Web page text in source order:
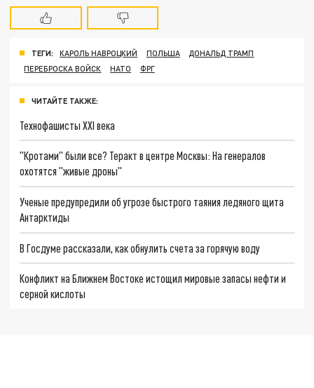
ТЕГИ: КАРОЛЬ НАВРОЦКИЙ ПОЛЬША
ДОНАЛЬД ТРАМП
ПЕРЕБРОСКА ВОЙСК
НАТО ФРГ
ЧИТАЙТЕ ТАКЖЕ:
Технофашисты XXI века
"Кротами" были все? Теракт в центре Москвы: На генералов
охотятся "живые дроны"
Ученые предупредили об угрозе быстрого таяния ледяного щита
Антарктиды
В Госдуме рассказали, как обнулить счета за горячую воду
Конфликт на Ближнем Востоке истощил мировые запасы нефти и
серной кислоты